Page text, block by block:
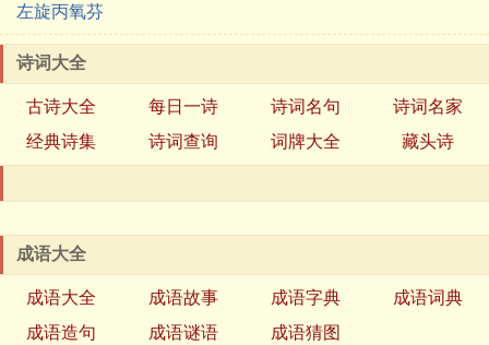
左旋丙氧芬
诗词大全
古诗大全 每日一诗 诗词名句
诗词名家
经典诗集
诗词查询 词牌大全 藏头诗
成语大全
成语大全 成语故事 成语字典
成语词典
成语造句
成语谜语 成语猜图